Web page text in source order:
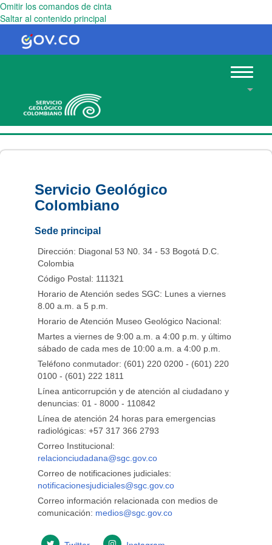
Omitir los comandos de cinta
Saltar al contenido principal
Toggle
Servicio Geológico
Colombiano
Sede principal
Dirección: Diagonal 53 N0. 34 - 53 Bogotá D.C.
Colombia
Código Postal: 111321
Horario de Atención sedes SGC: Lunes a viernes
8.00 a.m. a 5 p.m.
Horario de Atención Museo Geológico Nacional:
Martes a viernes de 9:00 a.m. a 4:00 p.m. y último
sábado de cada mes de 10:00 a.m. a 4:00 p.m.
Teléfono conmutador: (601) 220 0200 - (601) 220
0100 - (601) 222 1811
Línea anticorrupción y de atención al ciudadano y
denuncias: 01 - 8000 - 110842
Línea de atención 24 horas para emergencias
radiológicas: +57 ​317 366 2793
Correo Institucional:
relacionciudadana@sgc.gov.co
Correo de notificaciones judiciales:
notificacionesjudiciales@sgc.gov.co
Correo información relacionada con medios de
comunicación: medios@sgc.gov.co